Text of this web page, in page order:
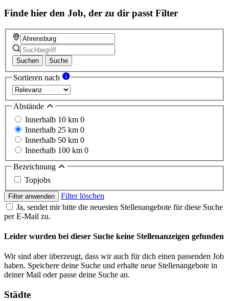
Finde hier den Job, der zu dir passt Filter
Suchen Suche
Sortieren nach
Abstände
Innerhalb 10 km 0
Innerhalb 25 km 0
Innerhalb 50 km 0
Innerhalb 100 km 0
Bezeichnung
Topjobs
Filter anwenden
Filter löschen
Ja, sendet mir bitte die neuesten Stellenangebote für diese Suche
per E-Mail zu.
Leider wurden bei dieser Suche keine Stellenanzeigen gefunden
Wir sind aber überzeugt, dass wir auch für dich einen passenden Job
haben. Speichere deine Suche und erhalte neue Stellenangebote in
deiner Mail oder passe deine Suche an.
Städte